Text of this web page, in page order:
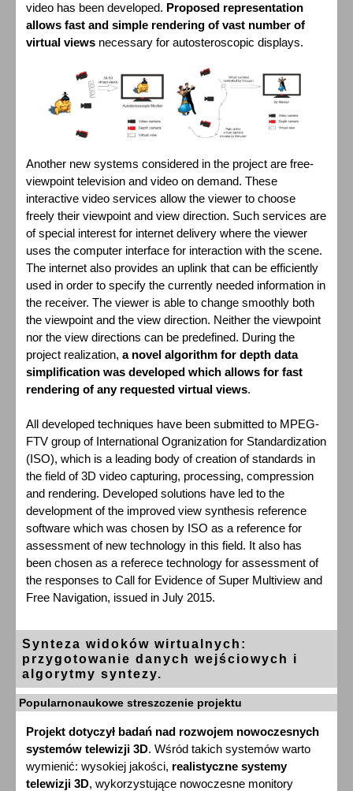
video has been developed. Proposed representation
allows fast and simple rendering of vast number of
virtual views necessary for autosteroscopic displays.
Another new systems considered in the project are free-
viewpoint television and video on demand. These
interactive video services allow the viewer to choose
freely their viewpoint and view direction. Such services are
of special interest for internet delivery where the viewer
uses the computer interface for interaction with the scene.
The internet also provides an uplink that can be efficiently
used in order to specify the currently needed information in
the receiver. The viewer is able to change smoothly both
the viewpoint and the view direction. Neither the viewpoint
nor the view directions can be predefined. During the
project realization,a novel algorithm for depth data
simplification was developed which allows for fast
rendering of any requested virtual views.
All developed techniques have been submitted to MPEG-
FTV group of International Ogranization for Standardization
(ISO), which is a leading body of creation of standards in
the field of 3D video capturing, processing, compression
and rendering. Developed solutions have led to the
development of the improved view synthesis reference
software which was chosen by ISO as a reference for
assessment of new technology in this field. It also has
been chosen as a referece technology for assessment of
the responses to Call for Evidence of Super Multiview and
Free Navigation, issued in July 2015.
Synteza widoków wirtualnych:
przygotowanie danych wejściowych i
algorytmy syntezy.
Popularnonaukowe streszczenie projektu
Projekt dotyczył badań nad rozwojem nowoczesnych
systemów telewizji 3D. Wśród takich systemów warto
wymienić: wysokiej jakości, realistyczne systemy
telewizji 3D, wykorzystujące nowoczesne monitory